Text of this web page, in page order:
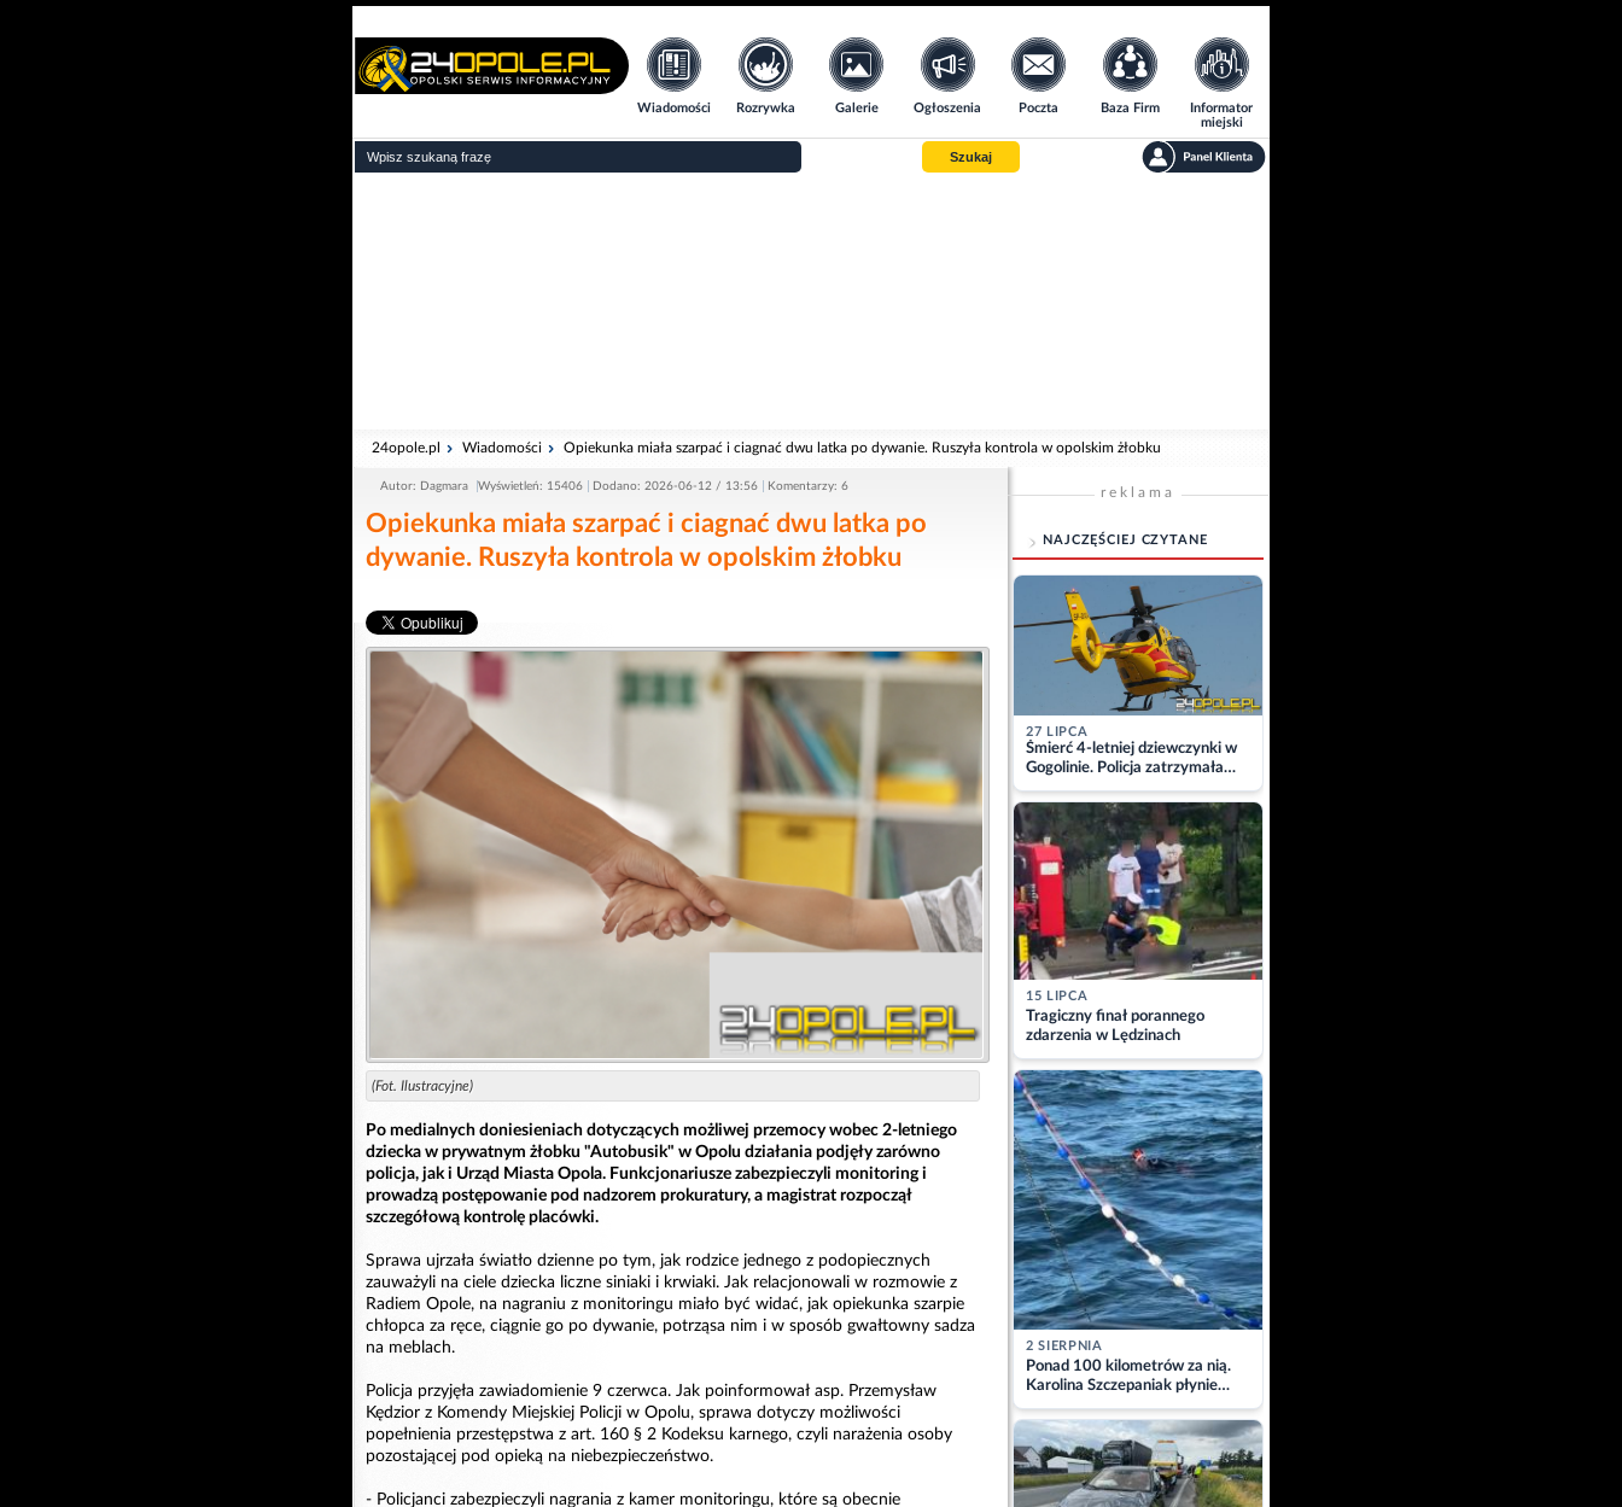
Wiadomości Rozrywka Galerie Ogłoszenia Poczta Baza Firm
Informator
miejski
Szukaj
24opole.pl Wiadomości Opiekunka miała szarpać i ciagnać dwu latka po dywanie. Ruszyła kontrola w opolskim żłobku
Autor: Dagmara Wyświetleń: 15406 Dodano: 2026-06-12 / 13:56 Komentarzy: 6
Opiekunka miała szarpać i ciagnać dwu latka po
dywanie. Ruszyła kontrola w opolskim żłobku
(Fot. Ilustracyjne)
Po medialnych doniesieniach dotyczących możliwej przemocy wobec 2-letniego
dziecka w prywatnym żłobku "Autobusik" w Opolu działania podjęły zarówno
policja, jak i Urząd Miasta Opola. Funkcjonariusze zabezpieczyli monitoring i
prowadzą postępowanie pod nadzorem prokuratury, a magistrat rozpoczął
szczegółową kontrolę placówki.
Sprawa ujrzała światło dzienne po tym, jak rodzice jednego z podopiecznych
zauważyli na ciele dziecka liczne siniaki i krwiaki. Jak relacjonowali w rozmowie z
Radiem Opole, na nagraniu z monitoringu miało być widać, jak opiekunka szarpie
chłopca za ręce, ciągnie go po dywanie, potrząsa nim i w sposób gwałtowny sadza
na meblach.
Policja przyjęła zawiadomienie 9 czerwca. Jak poinformował asp. Przemysław
Kędzior z Komendy Miejskiej Policji w Opolu, sprawa dotyczy możliwości
popełnienia przestępstwa z art. 160 § 2 Kodeksu karnego, czyli narażenia osoby
pozostającej pod opieką na niebezpieczeństwo.
- Policjanci zabezpieczyli nagrania z kamer monitoringu, które są obecnie
reklama
NAJCZĘŚCIEJ CZYTANE
27 LIPCA
Śmierć 4-letniej dziewczynki w
Gogolinie. Policja zatrzymała
matkę
15 LIPCA
Tragiczny finał porannego
zdarzenia w Lędzinach
2 SIERPNIA
Ponad 100 kilometrów za nią.
Karolina Szczepaniak płynie
przez Bałtyk dla Piotra.
Aktualizacja